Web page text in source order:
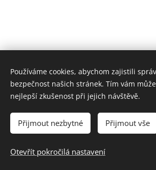
Vytvořeno službou
Používáme cookies, abychom zajistili
bezpečnost našich stránek. Tím vám
nejlepší zkušenost při jejich návštěvě.
Přijmout nezbytné Přijmout vše
Otevřít pokročilá nastavení